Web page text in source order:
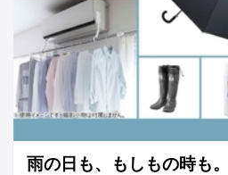
雨の日も、もしもの時も